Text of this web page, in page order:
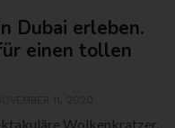
Dubai erleben.
einen tollen
Wolkenkratzer,